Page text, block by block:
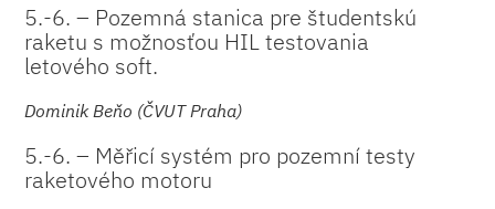
5.-6. – Pozemná stanica pre študentskú
raketu s možnosťou HIL testovania
letového soft.
Dominik Beňo (ČVUT Praha)
5.-6. – Měřicí systém pro pozemní testy
raketového motoru